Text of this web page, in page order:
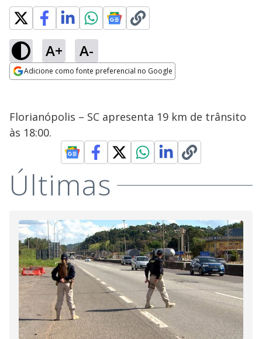
A+ A-
Adicione como fonte preferencial no Google
Florianópolis – SC apresenta 19 km de trânsito
às 18:00.
Últimas